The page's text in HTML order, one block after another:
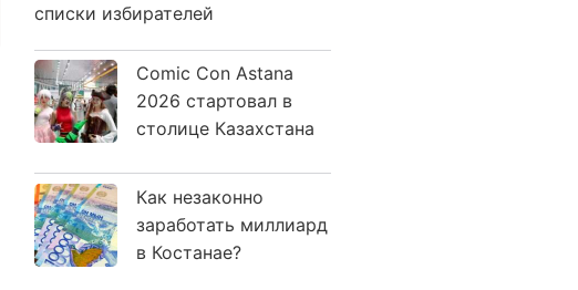
списки избирателей
Comic Con Astana
2026 стартовал в
столице Казахстана
Как незаконно
заработать миллиард
в Костанае?